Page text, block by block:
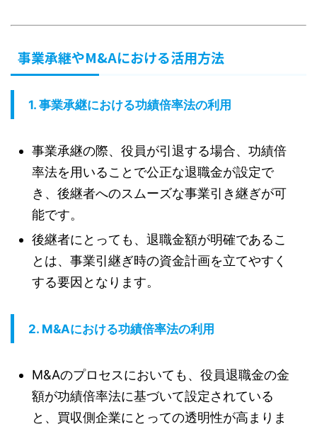
事業承継やM&Aにおける活用方法
1. 事業承継における功績倍率法の利用
事業承継の際、役員が引退する場合、功績倍
率法を用いることで公正な退職金が設定で
き、後継者へのスムーズな事業引き継ぎが可
能です。
後継者にとっても、退職金額が明確であるこ
とは、事業引継ぎ時の資金計画を立てやすく
する要因となります。
2. M&Aにおける功績倍率法の利用
M&Aのプロセスにおいても、役員退職金の金
額が功績倍率法に基づいて設定されている
と、買収側企業にとっての透明性が高まりま